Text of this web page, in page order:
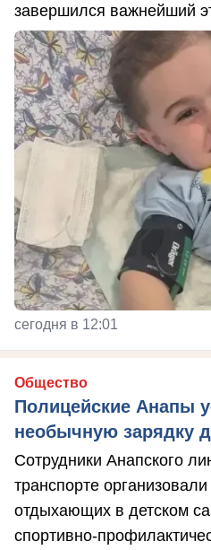
завершился важнейший
сегодня в 12:01
Общество
Полицейские Анапы
необычную зарядку
Сотрудники Анапского
транспорте
отдыхающих в детском
спортивно-